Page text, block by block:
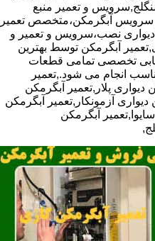
و تعمیر منبع
سرویس آبگرمکن،متخصص تعمیر
دیواری نصب،سرویس و تعمیر و
آبگرمکن توسط بهترین
یابی تخصصی تمامی قطعات
انجام می شود.,تعمیر
دیواری پلار,تعمیر آبگرمکن
آزمونکار,تعمیر آبگرمکن
آبگرمکن